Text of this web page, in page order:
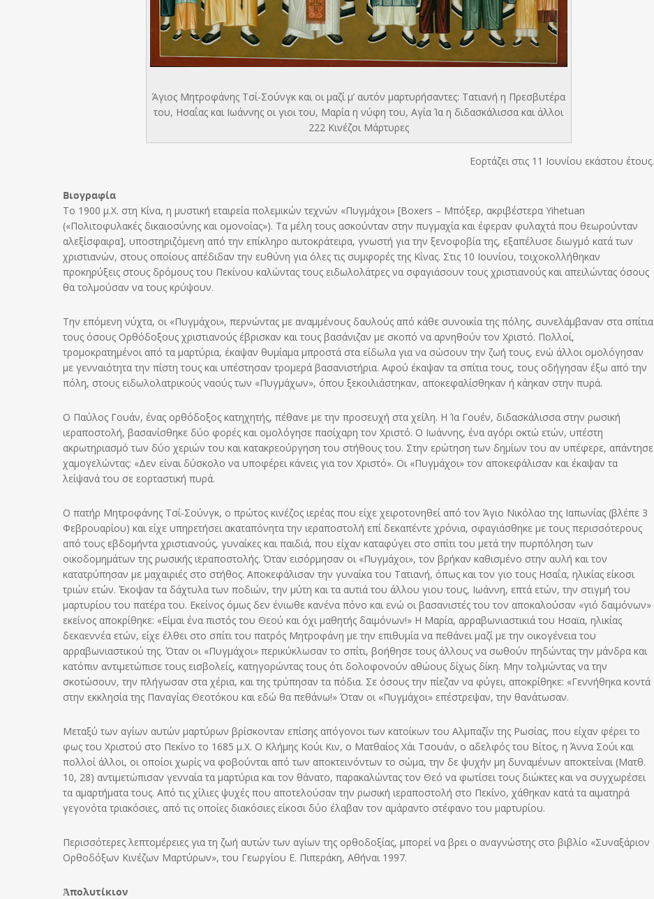
Άγιος Μητροφάνης Τσί-Σούνγκ και οι μαζί μ’ αυτόν μαρτυρήσαντες: Τατιανή η Πρεσβυτέρα
του, Ησαΐας και Ιωάννης οι γιοι του, Μαρία η νύφη του, Αγία Ία η διδασκάλισσα και άλλοι
222 Κινέζοι Μάρτυρες
Εορτάζει στις 11 Ιουνίου εκάστου έτους.
Βιογραφία
Το 1900 μ.Χ. στη Κίνα, η μυστική εταιρεία πολεμικών τεχνών «Πυγμάχοι» [Boxers – Μπόξερ, ακριβέστερα Yihetuan
(«Πολιτοφυλακές δικαιοσύνης και ομονοίας»). Τα μέλη τους ασκούνταν στην πυγμαχία και έφεραν φυλαχτά που θεωρούνταν
αλεξίσφαιρα], υποστηριζόμενη από την επίκληρο αυτοκράτειρα, γνωστή για την ξενοφοβία της, εξαπέλυσε διωγμό κατά των
χριστιανών, στους οποίους απέδιδαν την ευθύνη για όλες τις συμφορές της Κίνας. Στις 10 Ιουνίου, τοιχοκολλήθηκαν
προκηρύξεις στους δρόμους του Πεκίνου καλώντας τους ειδωλολάτρες να σφαγιάσουν τους χριστιανούς και απειλώντας όσους
θα τολμούσαν να τους κρύψουν.
Την επόμενη νύχτα, οι «Πυγμάχοι», περνώντας με αναμμένους δαυλούς από κάθε συνοικία της πόλης, συνελάμβαναν στα σπίτια
τους όσους Ορθόδοξους χριστιανούς έβρισκαν και τους βασάνιζαν με σκοπό να αρνηθούν τον Χριστό. Πολλοί,
τρομοκρατημένοι από τα μαρτύρια, έκαψαν θυμίαμα μπροστά στα είδωλα για να σώσουν την ζωή τους, ενώ άλλοι ομολόγησαν
με γενναιότητα την πίστη τους και υπέστησαν τρομερά βασανιστήρια. Αφού έκαψαν τα σπίτια τους, τους οδήγησαν έξω από την
πόλη, στους ειδωλολατρικούς ναούς των «Πυγμάχων», όπου ξεκοιλιάστηκαν, αποκεφαλίσθηκαν ή κάηκαν στην πυρά.
Ο Παύλος Γουάν, ένας ορθόδοξος κατηχητής, πέθανε με την προσευχή στα χείλη. Η Ία Γουέν, διδασκάλισσα στην ρωσική
ιεραποστολή, βασανίσθηκε δύο φορές και ομολόγησε πασίχαρη τον Χριστό. Ο Ιωάννης, ένα αγόρι οκτώ ετών, υπέστη
ακρωτηριασμό των δύο χεριών του και κατακρεούργηση του στήθους του. Στην ερώτηση των δημίων του αν υπέφερε, απάντησε
χαμογελώντας: «Δεν είναι δύσκολο να υποφέρει κάνεις για τον Χριστό». Οι «Πυγμάχοι» τον αποκεφάλισαν και έκαψαν τα
λείψανά του σε εορταστική πυρά.
Ο πατήρ Μητροφάνης Τσί-Σούνγκ, ο πρώτος κινέζος ιερέας που είχε χειροτονηθεί από τον Άγιο Νικόλαο της Ιαπωνίας (βλέπε 3
Φεβρουαρίου) και είχε υπηρετήσει ακαταπόνητα την ιεραποστολή επί δεκαπέντε χρόνια, σφαγιάσθηκε με τους περισσότερους
από τους εβδομήντα χριστιανούς, γυναίκες και παιδιά, που είχαν καταφύγει στο σπίτι του μετά την πυρπόληση των
οικοδομημάτων της ρωσικής ιεραποστολής. Όταν εισόρμησαν οι «Πυγμάχοι», τον βρήκαν καθισμένο στην αυλή και τον
κατατρύπησαν με μαχαιριές στο στήθος. Αποκεφάλισαν την γυναίκα του Τατιανή, όπως και τον γιο τους Ησαΐα, ηλικίας είκοσι
τριών ετών. Έκοψαν τα δάχτυλα των ποδιών, την μύτη και τα αυτιά του άλλου γιου τους, Ιωάννη, επτά ετών, την στιγμή του
μαρτυρίου του πατέρα του. Εκείνος όμως δεν ένιωθε κανένα πόνο και ενώ οι βασανιστές του τον αποκαλούσαν «γιό δαιμόνων»
εκείνος αποκρίθηκε: «Είμαι ένα πιστός του Θεού και όχι μαθητής δαιμόνων!» Η Μαρία, αρραβωνιαστικιά του Ησαϊα, ηλικίας
δεκαεννέα ετών, είχε έλθει στο σπίτι του πατρός Μητροφάνη με την επιθυμία να πεθάνει μαζί με την οικογένεια του
αρραβωνιαστικού της. Όταν οι «Πυγμάχοι» περικύκλωσαν το σπίτι, βοήθησε τους άλλους να σωθούν πηδώντας την μάνδρα και
κατόπιν αντιμετώπισε τους εισβολείς, κατηγορώντας τους ότι δολοφονούν αθώους δίχως δίκη. Μην τολμώντας να την
σκοτώσουν, την πλήγωσαν στα χέρια, και της τρύπησαν τα πόδια. Σε όσους την πίεζαν να φύγει, αποκρίθηκε: «Γεννήθηκα κοντά
στην εκκλησία της Παναγίας Θεοτόκου και εδώ θα πεθάνω!» Όταν οι «Πυγμάχοι» επέστρεψαν, την θανάτωσαν.
Μεταξύ των αγίων αυτών μαρτύρων βρίσκονταν επίσης απόγονοι των κατοίκων του Αλμπαζίν της Ρωσίας, που είχαν φέρει το
φως του Χριστού στο Πεκίνο το 1685 μ.Χ. Ο Κλήμης Κούι Κιν, ο Ματθαίος Χάι Τσουάν, ο αδελφός του Βίτος, η Άννα Σούι και
πολλοί άλλοι, οι οποίοι χωρίς να φοβούνται από των αποκτεινόντων το σώμα, την δε ψυχήν μη δυναμένων αποκτείναι (Ματθ.
10, 28) αντιμετώπισαν γενναία τα μαρτύρια και τον θάνατο, παρακαλώντας τον Θεό να φωτίσει τους διώκτες και να συγχωρέσει
τα αμαρτήματα τους. Από τις χίλιες ψυχές που αποτελούσαν την ρωσική ιεραποστολή στο Πεκίνο, χάθηκαν κατά τα αιματηρά
γεγονότα τριακόσιες, από τις οποίες διακόσιες είκοσι δύο έλαβαν τον αμάραντο στέφανο του μαρτυρίου.
Περισσότερες λεπτομέρειες για τη ζωή αυτών των αγίων της ορθοδοξίας, μπορεί να βρει ο αναγνώστης στο βιβλίο «Συναξάριον
Ορθοδόξων Κινέζων Μαρτύρων», του Γεωργίου Ε. Πιπεράκη, Αθήναι 1997.
Ἀπολυτίκιον